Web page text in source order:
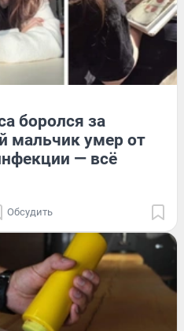
боролся за
мальчик умер от
— всё
Обсудить